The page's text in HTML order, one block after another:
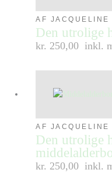
AF JACQUELINE
Den utrolige
kr. 250,00 inkl.
AF JACQUELINE
Den utrolige
kr. 250,00 inkl.